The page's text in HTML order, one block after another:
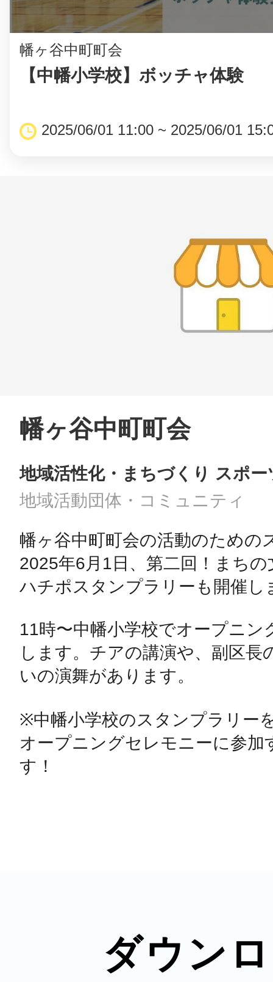
幡ヶ谷中町町会
【中幡小学校】ボッチャ体験
2025/06/01 11:00 ~ 2025/06/01
幡ヶ谷中町町会
地域活性化・まちづくり スポ
地域活動団体・コミュニティ
幡ヶ谷中町町会の活動のための
2025年6月1日、第二回！まち
ハチポスタンプラリーも開催し
11時〜中幡小学校でオープニン
します。チアの講演や、副区長
いの演舞があります。
※中幡小学校のスタンプラリー
オープニングセレモニーに参加
ダウン